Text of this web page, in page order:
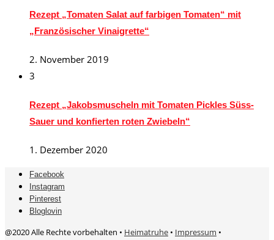
Rezept „Tomaten Salat auf farbigen Tomaten“ mit
„Französischer Vinaigrette“
2. November 2019
3
Rezept „Jakobsmuscheln mit Tomaten Pickles Süss-
Sauer und konfierten roten Zwiebeln“
1. Dezember 2020
Facebook
Instagram
Pinterest
Bloglovin
@2020 Alle Rechte vorbehalten • Heimatruhe • Impressum •